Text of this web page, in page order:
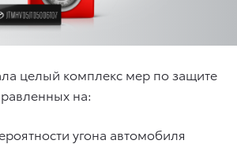
целый комплекс мер по защите
на:
угона автомобиля